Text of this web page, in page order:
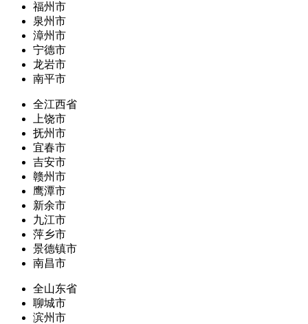
福州市
泉州市
漳州市
宁德市
龙岩市
南平市
全江西省
上饶市
抚州市
宜春市
吉安市
赣州市
鹰潭市
新余市
九江市
萍乡市
景德镇市
南昌市
全山东省
聊城市
滨州市